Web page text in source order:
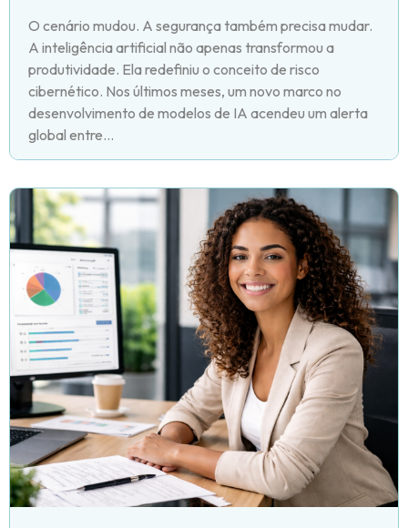
O cenário mudou. A segurança também precisa mudar.
A inteligência artificial não apenas transformou a
produtividade. Ela redefiniu o conceito de risco
cibernético. Nos últimos meses, um novo marco no
desenvolvimento de modelos de IA acendeu um alerta
global entre...